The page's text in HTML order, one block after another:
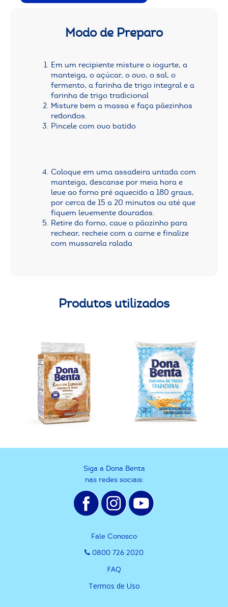
Modo de Preparo
Em um recipiente misture o iogurte, a
manteiga, o açúcar, o ovo, o sal, o
fermento, a farinha de trigo integral e a
farinha de trigo tradicional
Misture bem a massa e faça pãezinhos
redondos.
Pincele com ovo batido
Coloque em uma assadeira untada com
manteiga, descanse por meia hora e
leve ao forno pré aquecido a 180 graus,
por cerca de 15 a 20 minutos ou até que
fiquem levemente dourados.
Retire do forno, cave o pãozinho para
rechear, recheie com a carne e finalize
com mussarela ralada
Produtos utilizados
Siga a Dona Benta
nas redes sociais:
Fale Conosco
0800 726 2020
FAQ
Termos de Uso